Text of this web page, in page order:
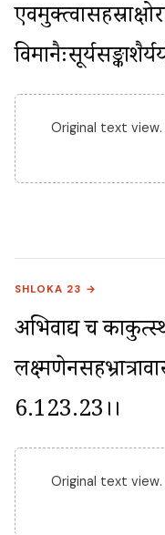
Original text
SHLOKA 23 →
अभिवाद्य च
6.123.23।।
Original text